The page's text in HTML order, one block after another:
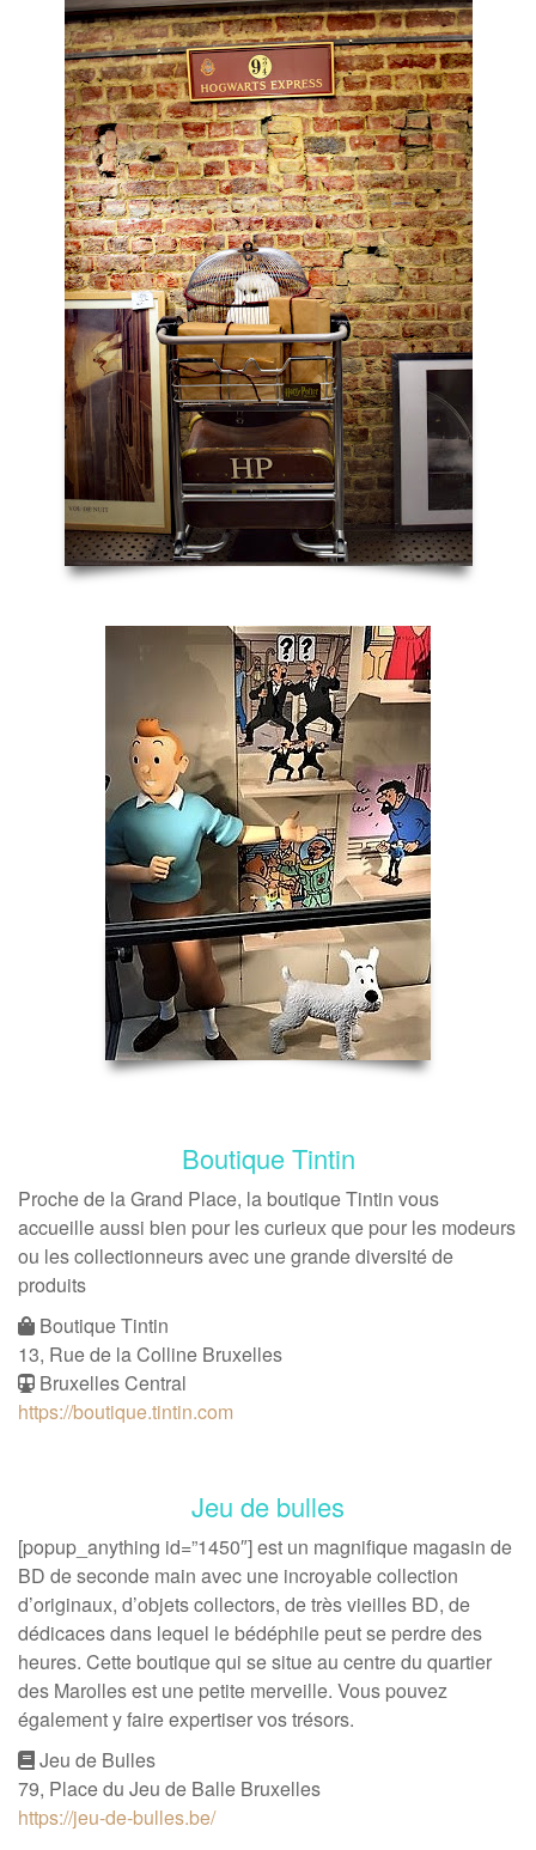
Boutique Tintin
Proche de la Grand Place, la boutique Tintin vous
accueille aussi bien pour les curieux que pour les modeurs
ou les collectionneurs avec une grande diversité de
produits
Boutique Tintin
13, Rue de la Colline Bruxelles
Bruxelles Central
https://boutique.tintin.com
Jeu de bulles
[popup_anything id=”1450″] est un magnifique magasin de
BD de seconde main avec une incroyable collection
d’originaux, d’objets collectors, de très vieilles BD, de
dédicaces dans lequel le bédéphile peut se perdre des
heures. Cette boutique qui se situe au centre du quartier
des Marolles est une petite merveille. Vous pouvez
également y faire expertiser vos trésors.
Jeu de Bulles
79, Place du Jeu de Balle Bruxelles
https://jeu-de-bulles.be/